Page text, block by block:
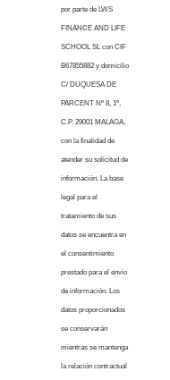
por parte de LWS
FINANCE AND LIFE
SCHOOL SL con CIF
B67855882 y domicilio
C/ DUQUESA DE
PARCENT Nº 8, 1º,
C.P. 29001 MALAGA,
con la finalidad de
atender su solicitud de
información. La base
legal para el
tratamiento de sus
datos se encuentra en
el consentimiento
prestado para el envío
de información. Los
datos proporcionados
se conservarán
mientras se mantenga
la relación contractual